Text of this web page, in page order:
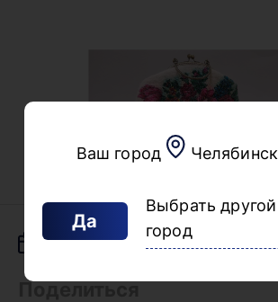
Ваш город Челябинск
Да
Выбрать другой
город
15.10.2025
Поделиться